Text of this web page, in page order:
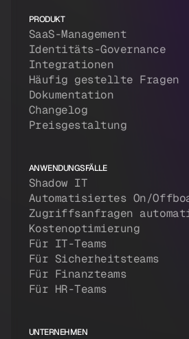
PRODUKT
SaaS-Management
Identitäts-Governance
Integrationen
Häufig gestellte Fragen
Dokumentation
Changelog
Preisgestaltung
ANWENDUNGSFÄLLE
Shadow IT
Automatisiertes On/
Zugriffsanfragen
Kostenoptimierung
Für IT-Teams
Für Sicherheitsteams
Für Finanzteams
Für HR-Teams
UNTERNEHMEN